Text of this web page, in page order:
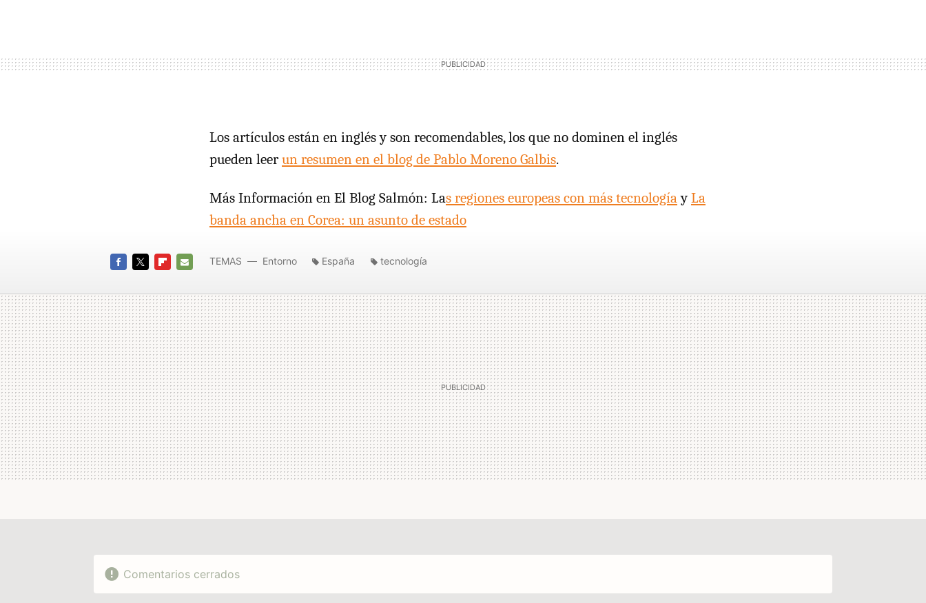
Los artículos están en inglés y son recomendables, los que no dominen el inglés
pueden leerun resumen en el blog de Pablo Moreno Galbis.
Más Información en El Blog Salmón: Las regiones europeas con más tecnologíayLa
banda ancha en Corea: un asunto de estado
MAIL
TEMAS Entorno España tecnología
Comentarios cerrados